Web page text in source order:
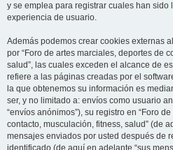
y se emplea para registrar cuales han sido
experiencia de usuario.
Además podemos crear cookies externas
por “Foro de artes marciales, deportes de
salud”, las cuales exceden el alcance de
refiere a las páginas creadas por el
la que obtenemos su información es
ser, y no limitado a: envíos como usuario
“envíos anónimos”), su registro en “Foro
contacto, musculación, fitness, salud” (de
mensajes enviados por usted después de
identificado (de aquí en adelante “sus